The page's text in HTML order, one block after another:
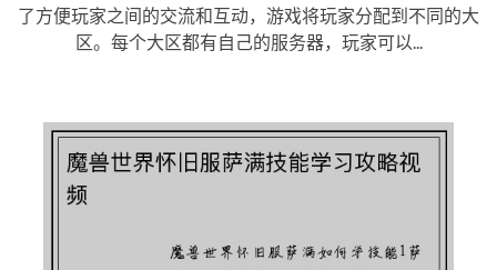
了方便玩家之间的交流和互动，游戏将玩家分配到不同的大
区。每个大区都有自己的服务器，玩家可以...